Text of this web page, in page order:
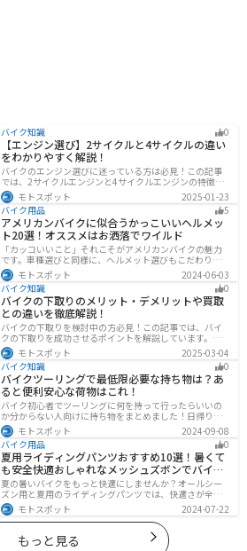
バイク知識 0
【エンジン選び】2サイクルと4サイクルの違い
をわかりやすく解説！
バイクのエンジン選びに迷っている方は必見！この記事
では、2サイクルエンジンと4サイクルエンジンの特徴や
メリット、選び方を解説しています。実は、4サイクルエ
ンジンは燃費が良く経済的で扱いやすいため、初心者の
方にはおすすめです。記事を読めば、最適なエンジン選
びのヒントが得られます。
モトスポット
2025-01-23
バイク用品
5
アメリカンバイクに似合うかっこいいヘルメッ
ト20選！オススメはお洒落でワイルド
「カッコいいこと」それこそがアメリカンバイクの魅力
です。車種選びと同様に、ヘルメット選びもこだわりた
いところですよね。アメリカンバイクの魅力をもっと引
き立ててくれるオススメのヘルメットを紹介します。
モトスポット
2024-06-03
バイク知識
0
バイクの下取りのメリット・デメリットや買取
との違いを徹底解説！
バイクの下取りを検討中の方必見！この記事では、バイ
クの下取りを成功させるポイントを解説しています。実
は、下取りは現金化の手間を省き、乗り換え当日までバ
イクに乗れる一方で、査定額が低くなる場合も多いため
注意が必要です。この記事を読めば、よい条件で下取り
を進めるコツがわかります。
モトスポット
2025-03-04
バイク知識
0
バイクツーリングで最低限必要な持ち物は？あ
ると便利安心な荷物はこれ！
バイク初心者でツーリングに何を持って行ったらいいの
か分からない人向けに持ち物をまとめました！日帰りや1
泊以上の日数別、トラブル対策やメンテ用品、出先であ
ると便利なアイテムまで全て解説しています。アレを忘
れた！持ってきたけど使わなかったなど出先で困らない
よう自分に必要な荷物を把握しておきましょう。
モトスポット
2024-09-08
バイク用品
0
夏用ライディングパンツおすすめ10選！暑くて
も安全快適おしゃれなメッシュズボンでバイク
に乗ろう
夏の暑いバイクをもっと快適にしませんか？オールシー
ズン用と夏用のライディングパンツでは、快適さが全然
違います。生地の大半がメッシュ素材で作られた夏用で
は通気性・透湿性に優れており、熱気を逃しつつ汗をし
っかりと乾かしてくれます。そんな夏用ライディングパ
ンツの選び方や特徴オススメ商品をまとめました。
モトスポット 2024-07-22
もっと見る